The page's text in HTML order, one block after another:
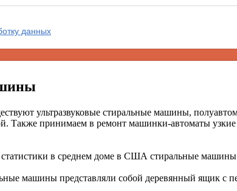
данных
ультразвуковые стиральные машины,
Также принимаем в ремонт машинки-автоматы
в среднем доме в США стиральные
машины представляли собой деревянный ящик с